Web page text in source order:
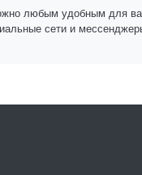
любым удобным для
сети и